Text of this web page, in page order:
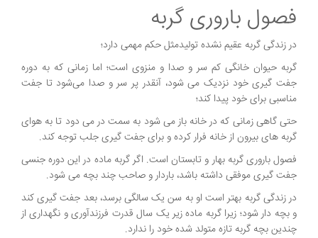
فصول باروری گربه
در زندگی گربه عقیم نشده تولیدمثل حکم مهمی دارد؛
گربه حیوان خانگی کم سر و صدا و منزوی است؛ اما زمانی که به دوره
جفت گیری خود نزدیک می شود، آنقدر پر سر و صدا می‌شود تا جفت
مناسبی برای خود پیدا کند؛
حتی گاهی زمانی که در خانه باز می شود به سمت در می دود تا به هوای
گربه های بیرون از خانه فرار کرده و برای جفت گیری جلب توجه کند.
فصول باروری گربه بهار و تابستان است. اگر گربه ماده در این دوره جنسی
جفت گیری موفقی داشته باشد، باردار و صاحب چند بچه می شود.
در زندگی گربه بهتر است او به سن یک سالگی برسد، بعد جفت گیری کند
و بچه دار شود؛ زیرا گربه ماده زیر یک سال قدرت فرزندآوری و نگهداری از
چندین بچه گربه تازه متولد شده خود را ندارد.